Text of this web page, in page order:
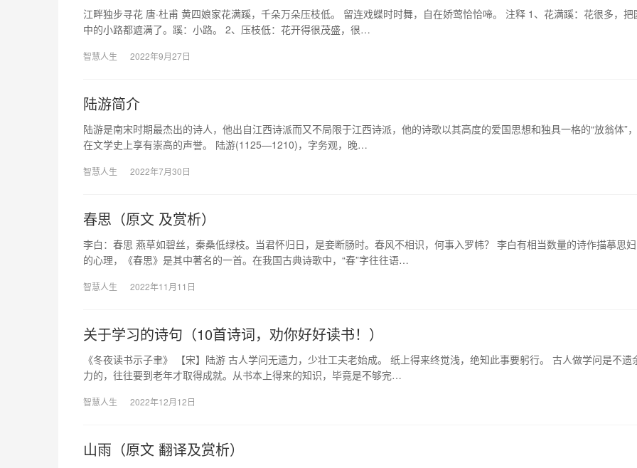
江畔独步寻花 唐·杜甫 黄四娘家花满蹊，千朵万朵压枝低。 留连戏蝶时时舞，自在娇莺恰恰啼。 注释 1、花满蹊：花很多，把
中的小路都遮满了。蹊：小路。 2、压枝低：花开得很茂盛，很…
智慧人生 2022年9月27日
陆游简介
陆游是南宋时期最杰出的诗人，他出自江西诗派而又不局限于江西诗派，他的诗歌以其高度的爱国思想和独具一格的“放翁体”，
在文学史上享有崇高的声誉。 陆游(1125—1210)，字务观，晚…
智慧人生 2022年7月30日
春思（原文 及赏析）
李白：春思 燕草如碧丝，秦桑低绿枝。当君怀归日，是妾断肠时。春风不相识，何事入罗帏？ 李白有相当数量的诗作描摹思妇
的心理，《春思》是其中著名的一首。在我国古典诗歌中，“春”字往往语…
智慧人生 2022年11月11日
关于学习的诗句（10首诗词，劝你好好读书！）
《冬夜读书示子聿》 【宋】陆游 古人学问无遗力，少壮工夫老始成。 纸上得来终觉浅，绝知此事要躬行。 古人做学问是不遗
力的，往往要到老年才取得成就。从书本上得来的知识，毕竟是不够完…
智慧人生 2022年12月12日
山雨（原文 翻译及赏析）